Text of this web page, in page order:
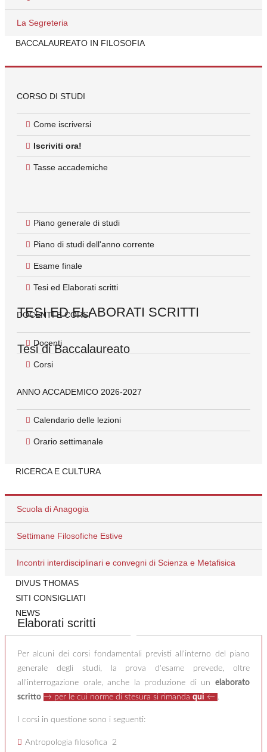
La Segreteria
BACCALAUREATO IN FILOSOFIA
CORSO DI STUDI
Come iscriversi
Iscriviti ora!
Tasse accademiche
Piano generale di studi
Piano di studi dell'anno corrente
Esame finale
Tesi ed Elaborati scritti
DOCENTI E CORSI
Docenti
Corsi
ANNO ACCADEMICO 2026-2027
Calendario delle lezioni
Orario settimanale
RICERCA E CULTURA
Scuola di Anagogia
Settimane Filosofiche Estive
Incontri interdisciplinari e convegni di Scienza e Metafisica
DIVUS THOMAS
SITI CONSIGLIATI
NEWS
TESI ED ELABORATI SCRITTI
Tesi di Baccalaureato
una prova orale:
laprova scrittacomporta la redazione di un elaborato su un
argomento a scelta del candidato, diretto da un Docente dello
SFD e approvato dal Direttore,
laprova orale, della durata di un'ora, sarà sostenuta davanti a
discussione dell'elaborato scritto; nei successivi 45 minuti
da un tesario di 21 tesi, predisposto dal Consiglio d'Istituto e
Elaborati scritti
Per alcuni dei corsi fondamentali previsti all'interno del piano
generale degli studi, la prova d'esame prevede, oltre
all'interrogazione orale, anche la produzione di un elaborato
scritto → per le cui norme di stesura si rimanda qui ← .
I corsi in questione sono i seguenti:
Antropologia filosofica 2